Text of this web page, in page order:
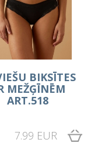
BIKSĪTES
MEŽĢĪNĒM
ART.518
7.99 EUR